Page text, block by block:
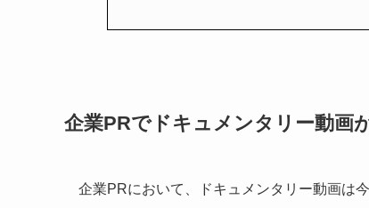
企業PRでドキュメンタリー動画
企業PRにおいて、ドキュメンタリー動画は